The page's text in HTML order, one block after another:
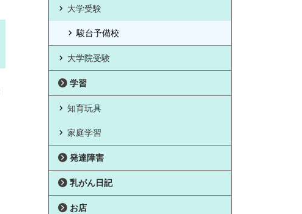
大学受験
駿台予備校
大学院受験
学習
知育玩具
家庭学習
発達障害
乳がん日記
お店